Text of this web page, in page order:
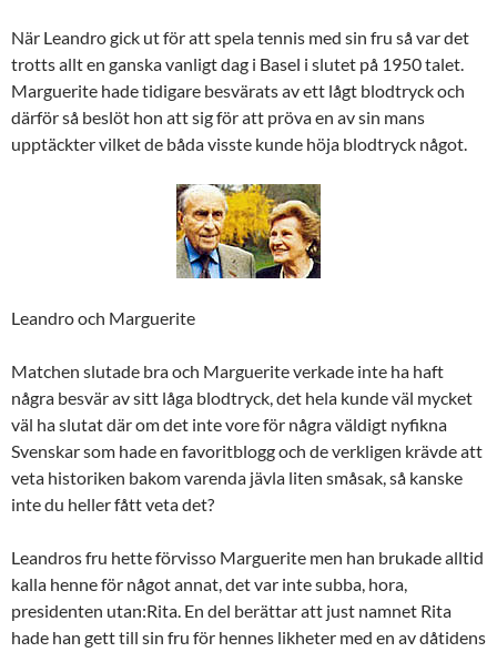
När Leandro gick ut för att spela tennis med sin fru så var det
trotts allt en ganska vanligt dag i Basel i slutet på 1950 talet.
Marguerite hade tidigare besvärats av ett lågt blodtryck och
därför så beslöt hon att sig för att pröva en av sin mans
upptäckter vilket de båda visste kunde höja blodtryck något.
Leandro och Marguerite
Matchen slutade bra och Marguerite verkade inte ha haft
några besvär av sitt låga blodtryck, det hela kunde väl mycket
väl ha slutat där om det inte vore för några väldigt nyfikna
Svenskar som hade en favoritblogg och de verkligen krävde att
veta historiken bakom varenda jävla liten småsak, så kanske
inte du heller fått veta det?
Leandros fru hette förvisso Marguerite men han brukade alltid
kalla henne för något annat, det var inte subba, hora,
presidenten utan:Rita. En del berättar att just namnet Rita
hade han gett till sin fru för hennes likheter med en av dåtidens